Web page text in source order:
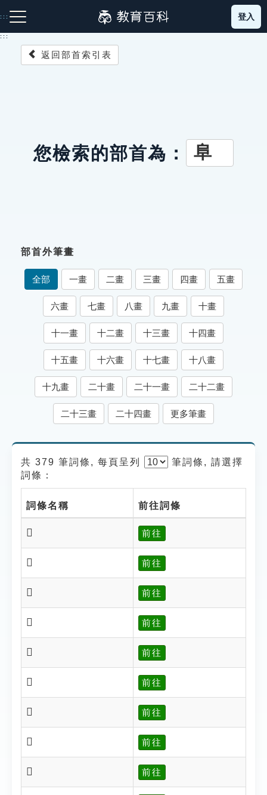
到
主
:::
成語故事
索引選單
知識索引
單字索引
生命大百科索引
遊戲專區
貓頭鷹博士
登入
:::
返回部首索引表
您檢索的部首為： 阜
部首外筆畫
全部 一畫 二畫 三畫 四畫 五畫
六畫 七畫 八畫 九畫 十畫
十一畫 十二畫 十三畫 十四畫
十五畫 十六畫 十七畫 十八畫
十九畫 二十畫 二十一畫 二十二畫
二十三畫 二十四畫 更多筆畫
共 379 筆詞條, 每頁呈列 筆詞條, 請選擇
詞條：
詞條名稱 前往詞條
𨽑 前往
𨽖 前往
𨽖 前往
𨽗 前往
𨽙 前往
𨽙 前往
𨽟 前往
𨽠 前往
𨽘 前往